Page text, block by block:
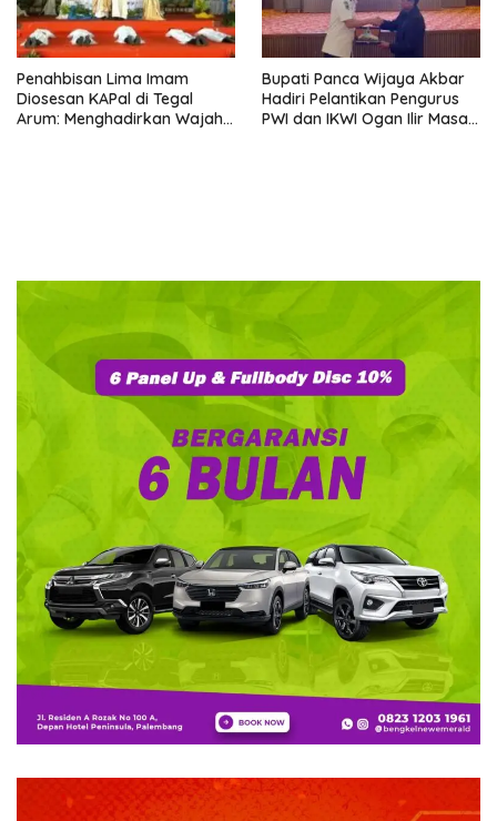
Penahbisan Lima Imam
Diosesan KAPal di Tegal
Arum: Menghadirkan Wajah
Bupati Panca Wijaya Akbar
Hadiri Pelantikan Pengurus
PWI dan IKWI Ogan Ilir Masa